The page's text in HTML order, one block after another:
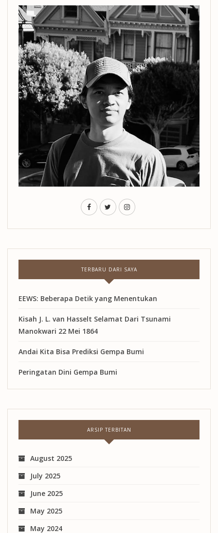
TERBARU DARI SAYA
EEWS: Beberapa Detik yang Menentukan
Kisah J. L. van Hasselt Selamat Dari Tsunami
Manokwari 22 Mei 1864
Andai Kita Bisa Prediksi Gempa Bumi
Peringatan Dini Gempa Bumi
ARSIP TERBITAN
August 2025
July 2025
June 2025
May 2025
May 2024